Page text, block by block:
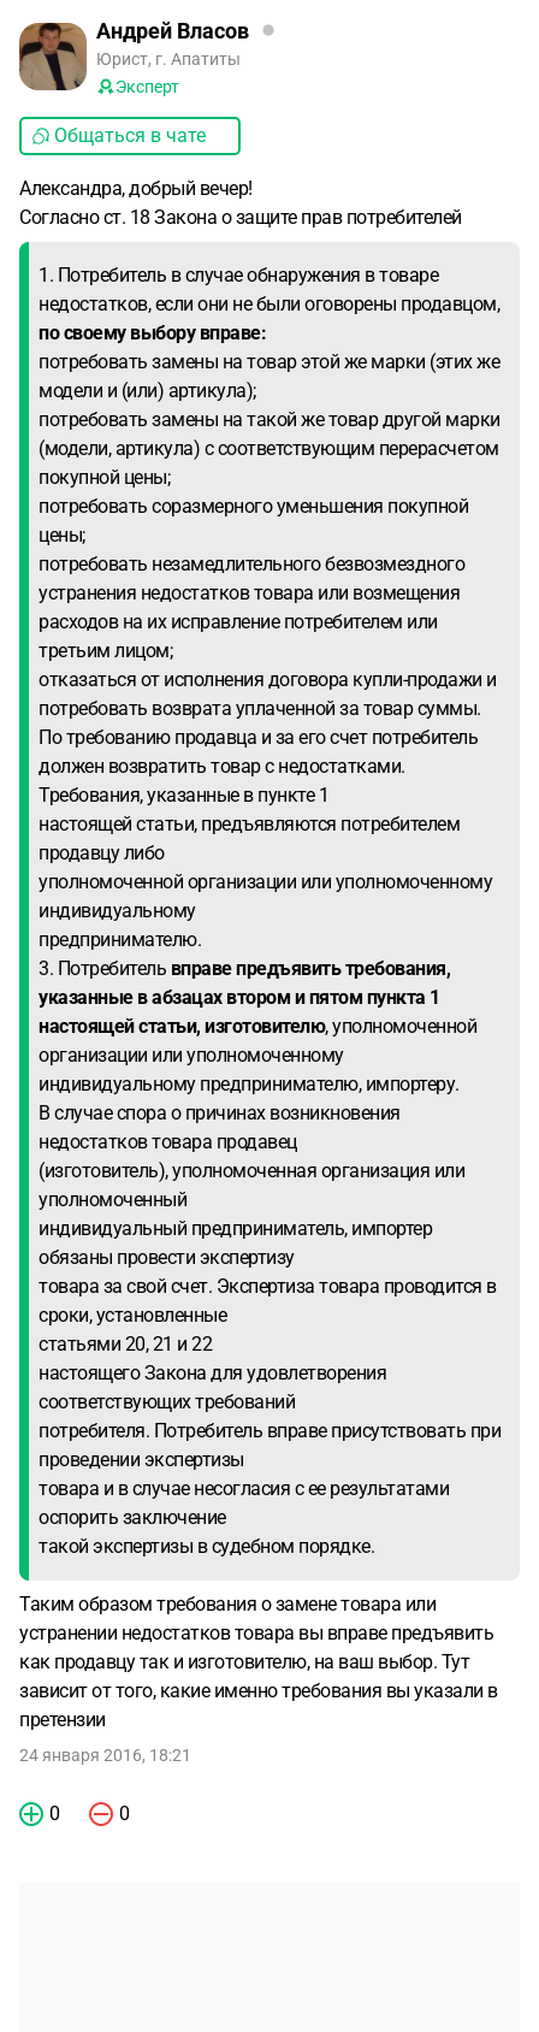
Андрей Власов
Юрист, г. Апатиты
Эксперт
Общаться в чате
Александра, добрый вечер!
Согласно ст. 18 Закона о защите прав потребителей
1. Потребитель в случае обнаружения в товаре
недостатков, если они не были оговорены продавцом,
по своему выбору вправе:
потребовать замены на товар этой же марки (этих же
модели и (или) артикула);
потребовать замены на такой же товар другой марки
(модели, артикула) с соответствующим перерасчетом
покупной цены;
потребовать соразмерного уменьшения покупной
цены;
потребовать незамедлительного безвозмездного
устранения недостатков товара или возмещения
расходов на их исправление потребителем или
третьим лицом;
отказаться от исполнения договора купли-продажи и
потребовать возврата уплаченной за товар суммы.
По требованию продавца и за его счет потребитель
должен возвратить товар с недостатками.
Требования, указанные в пункте 1
настоящей статьи, предъявляются потребителем
продавцу либо
уполномоченной организации или уполномоченному
индивидуальному
предпринимателю.
3. Потребитель вправе предъявить требования,
указанные в абзацах втором и пятом пункта 1
настоящей статьи, изготовителю, уполномоченной
организации или уполномоченному
индивидуальному предпринимателю, импортеру.
В случае спора о причинах возникновения
недостатков товара продавец
(изготовитель), уполномоченная организация или
уполномоченный
индивидуальный предприниматель, импортер
обязаны провести экспертизу
товара за свой счет. Экспертиза товара проводится в
сроки, установленные
статьями 20, 21 и 22
настоящего Закона для удовлетворения
соответствующих требований
потребителя. Потребитель вправе присутствовать при
проведении экспертизы
товара и в случае несогласия с ее результатами
оспорить заключение
такой экспертизы в судебном порядке.
Таким образом требования о замене товара или
устранении недостатков товара вы вправе предъявить
как продавцу так и изготовителю, на ваш выбор. Тут
зависит от того, какие именно требования вы указали в
претензии
24 января 2016, 18:21
0 0